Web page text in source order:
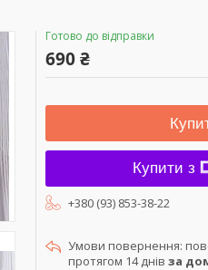
Готово до відправки
690 ₴
Купити з
+380 (93) 853-38-22
протягом 14 днів за